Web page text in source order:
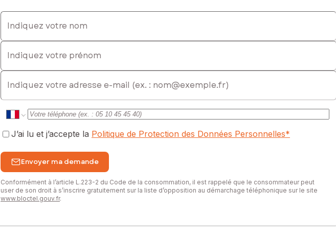
Indiquez votre nom
Indiquez votre prénom
E-mail
J’ai lu et j’accepte la Politique de Protection des Données Personnelles*
Envoyer ma demande
Conformément à l’article L.223-2 du Code de la consommation, il est rappelé que le consommateur peut
user de son droit à s’inscrire gratuitement sur la liste d’opposition au démarchage téléphonique sur le site
www.bloctel.gouv.fr.